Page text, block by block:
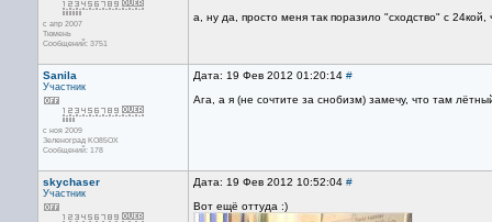
с апр 2007
Тюмень
Сообщений: 3751
а, ну да, просто меня так поразило "сходство" с
Sanila
Участник
с ноя 2009
Зеленоград KO85OX
Сообщений: 178
Дата: 19 Фев 2012 01:20:14 #
Ага, а я (не сочтите за снобизм) замечу, что там
skychaser
Участник
Дата: 19 Фев 2012 10:52:04 #
Вот ещё оттуда :)